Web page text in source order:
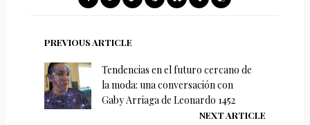
PREVIOUS ARTICLE
Tendencias en el futuro cercano de
la moda: una conversación con
Gaby Arriaga de Leonardo 1452
NEXT ARTICLE